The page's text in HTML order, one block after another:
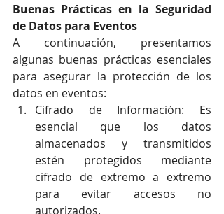
Buenas Prácticas en la Seguridad
de Datos para Eventos
A continuación, presentamos
algunas buenas prácticas esenciales
para asegurar la protección de los
datos en eventos:
Cifrado de Información: Es
esencial que los datos
almacenados y transmitidos
estén protegidos mediante
cifrado de extremo a extremo
para evitar accesos no
autorizados.